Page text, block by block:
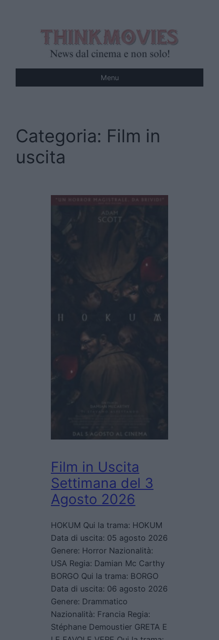
contenuto
Menu
Categoria: Film in
uscita
Film in Uscita
Settimana del 3
Agosto 2026
HOKUM Qui la trama: HOKUM
Data di uscita: 05 agosto 2026
Genere: Horror Nazionalità:
USA Regia: Damian Mc Carthy
BORGO Qui la trama: BORGO
Data di uscita: 06 agosto 2026
Genere: Drammatico
Nazionalità: Francia Regia:
Stéphane Demoustier GRETA E